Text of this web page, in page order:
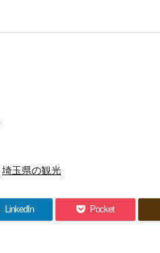
埼玉県の観光
LinkedIn Pocket